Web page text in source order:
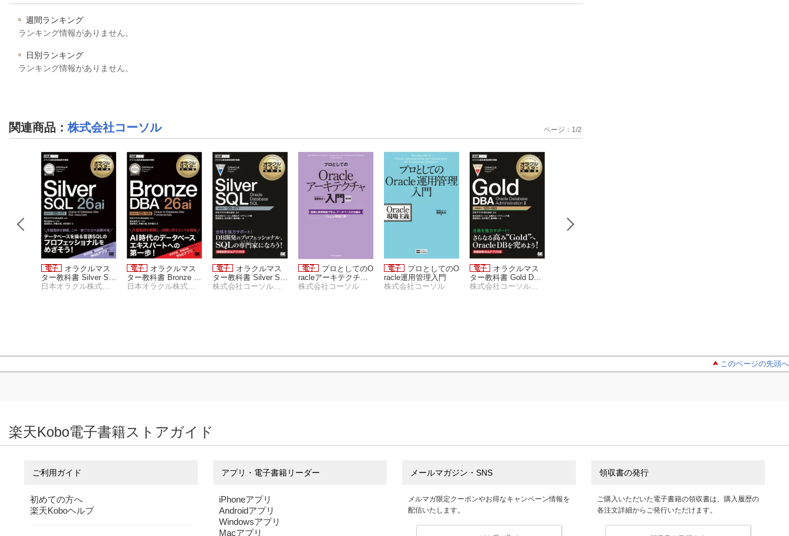
週間ランキング
ランキング情報がありません。
日別ランキング
ランキング情報がありません。
関連商品 ： 株式会社コーソル
オラクルマス
ター教科書 Silver SQ
L 26ai Oracle AI Data
オラクルマス
ター教科書 Bronze D
BA 26ai Oracle AI Da
オラクルマス
ター教科書 Silver SQ
L Oracle Database S
プロとしてのO
racleアーキテクチャ
入門 ［第2版］（12
株式会社コーソル
プロとしてのO
racle運用管理入門
株式会社コーソル
オラクルマス
ター教科書 Gold DBA
Oracle Database Adm
ページ： 1 /2
このページの先頭へ
楽天Kobo電子書籍ストアガイド
ご利用ガイド
初めての方へ
楽天Koboヘルプ
アプリ・電子書籍リーダー
iPhoneアプリ
Androidアプリ
Windowsアプリ
Macアプリ
メールマガジン・SNS
メルマガ限定クーポンやお得なキャンペーン情報を
配信いたします。
領収書の発行
ご購入いただいた電子書籍の領収書は、購入履歴の
各注文詳細からご発行いただけます。